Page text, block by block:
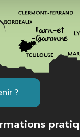
?